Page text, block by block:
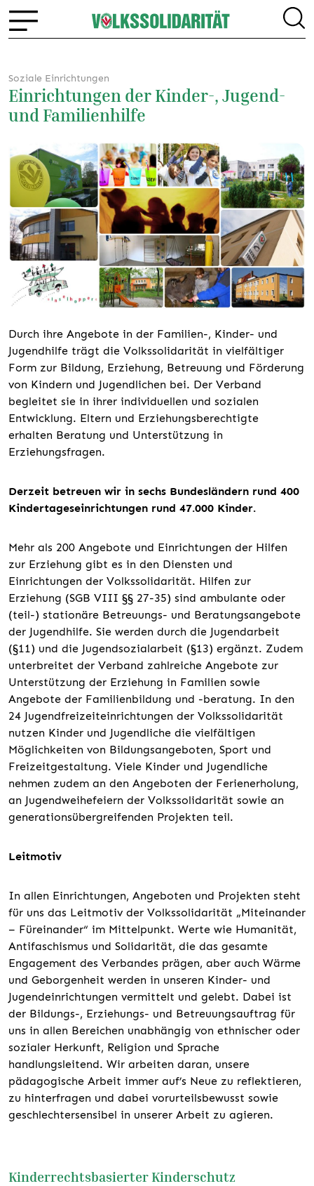
Soziale Einrichtungen
Einrichtungen der Kinder-, Jugend-
und Familienhilfe
Durch ihre Angebote in der Familien-, Kinder- und
Jugendhilfe trägt die Volkssolidarität in vielfältiger
Form zur Bildung, Erziehung, Betreuung und Förderung
von Kindern und Jugendlichen bei. Der Verband
begleitet sie in ihrer individuellen und sozialen
Entwicklung. Eltern und Erziehungsberechtigte
erhalten Beratung und Unterstützung in
Erziehungsfragen.
Derzeit betreuen wir in sechs Bundesländern rund 400
Kindertageseinrichtungen rund 47.000 Kinder.
Mehr als 200 Angebote und Einrichtungen der Hilfen
zur Erziehung gibt es in den Diensten und
Einrichtungen der Volkssolidarität. Hilfen zur
Erziehung (SGB VIII §§ 27-35) sind ambulante oder
(teil-) stationäre Betreuungs- und Beratungsangebote
der Jugendhilfe. Sie werden durch die Jugendarbeit
(§11) und die Jugendsozialarbeit (§13) ergänzt. Zudem
unterbreitet der Verband zahlreiche Angebote zur
Unterstützung der Erziehung in Familien sowie
Angebote der Familienbildung und -beratung. In den
24 Jugendfreizeiteinrichtungen der Volkssolidarität
nutzen Kinder und Jugendliche die vielfältigen
Möglichkeiten von Bildungsangeboten, Sport und
Freizeitgestaltung. Viele Kinder und Jugendliche
nehmen zudem an den Angeboten der Ferienerholung,
an Jugendweihefeiern der Volkssolidarität sowie an
generationsübergreifenden Projekten teil.
Leitmotiv
In allen Einrichtungen, Angeboten und Projekten steht
für uns das Leitmotiv der Volkssolidarität „Miteinander
– Füreinander“ im Mittelpunkt. Werte wie Humanität,
Antifaschismus und Solidarität, die das gesamte
Engagement des Verbandes prägen, aber auch Wärme
und Geborgenheit werden in unseren Kinder- und
Jugendeinrichtungen vermittelt und gelebt. Dabei ist
der Bildungs-, Erziehungs- und Betreuungsauftrag für
uns in allen Bereichen unabhängig von ethnischer oder
sozialer Herkunft, Religion und Sprache
handlungsleitend. Wir arbeiten daran, unsere
pädagogische Arbeit immer auf’s Neue zu reflektieren,
zu hinterfragen und dabei vorurteilsbewusst sowie
geschlechtersensibel in unserer Arbeit zu agieren.
Kinderrechtsbasierter Kinderschutz